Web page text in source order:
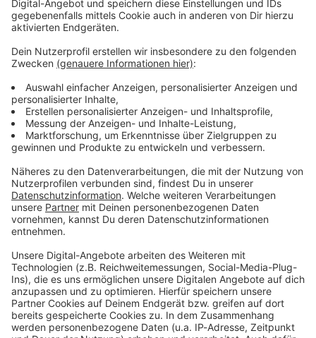
Verpass' nichts mehr - mit unserem kostenlosen
ANTENNE BAYERN Newsletter. Ob Nachrichten,
Lifestyle oder unsere neuesten Aktionen - wir
informieren dich.
Zum Newsletter anmelden
Du möchtest uns etwas sagen?
Kontaktformular
Sprachnachricht